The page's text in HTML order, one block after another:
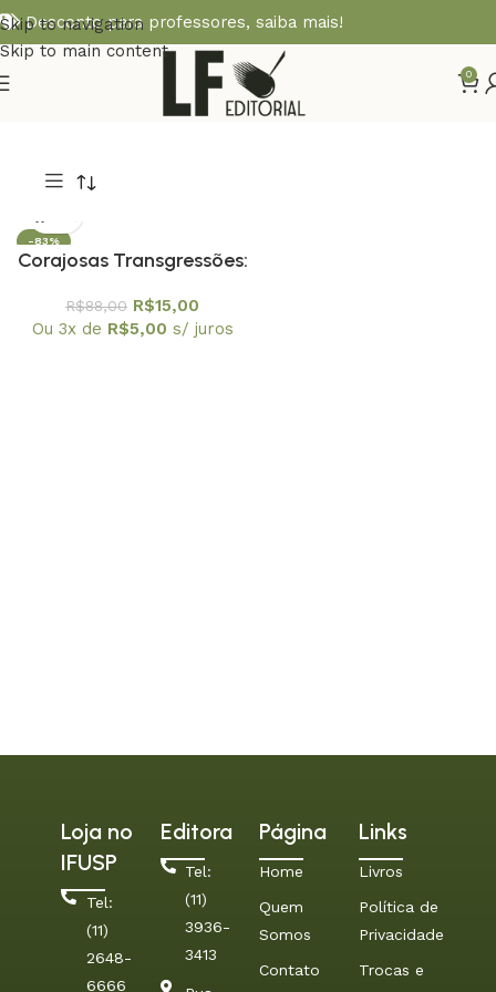
Skip to navigation
Skip to main content
Desconto para professores, saiba mais!
0
-83%
Corajosas Transgressões:
Experiências de
R$88,00 R$15,00
Ou 3x de R$5,00 s/ juros
Loja no
IFUSP
Tel:
(11)
2648-
6666
Editora
Tel:
(11)
3936-
3413
Página
Home
Quem
Somos
Contato
Links
Livros
Política de
Privacidade
Trocas e